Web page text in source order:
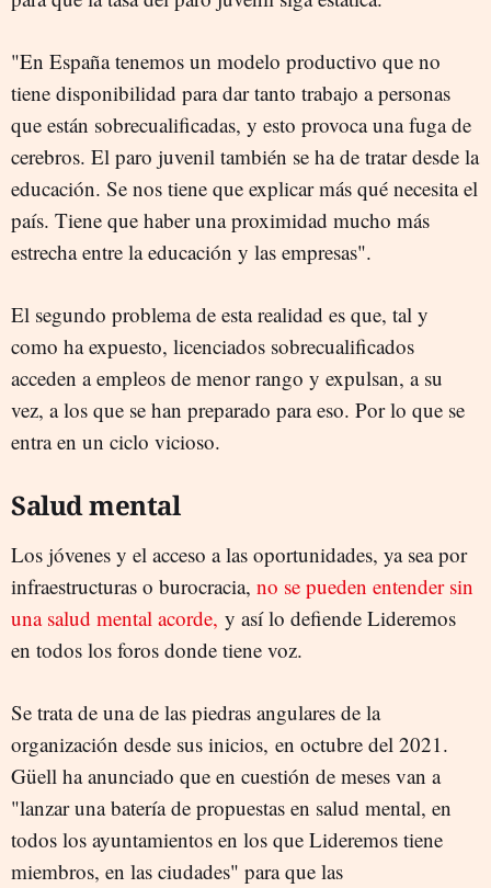
"En España tenemos un modelo productivo que no
tiene disponibilidad para dar tanto trabajo a personas
que están sobrecualificadas, y esto provoca una fuga de
cerebros. El paro juvenil también se ha de tratar desde la
educación. Se nos tiene que explicar más qué necesita el
país. Tiene que haber una proximidad mucho más
estrecha entre la educación y las empresas".
El segundo problema de esta realidad es que, tal y
como ha expuesto, licenciados sobrecualificados
acceden a empleos de menor rango y expulsan, a su
vez, a los que se han preparado para eso. Por lo que se
entra en un ciclo vicioso.
Salud mental
Los jóvenes y el acceso a las oportunidades, ya sea por
infraestructuras o burocracia, no se pueden entender sin
una salud mental acorde, y así lo defiende Lideremos
en todos los foros donde tiene voz.
Se trata de una de las piedras angulares de la
organización desde sus inicios, en octubre del 2021.
Güell ha anunciado que en cuestión de meses van a
"lanzar una batería de propuestas en salud mental, en
todos los ayuntamientos en los que Lideremos tiene
miembros, en las ciudades" para que las